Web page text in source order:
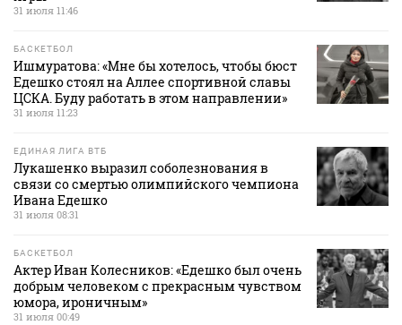
31 июля 11:46
БАСКЕТБОЛ
Ишмуратова: «Мне бы хотелось, чтобы бюст
Едешко стоял на Аллее спортивной славы
ЦСКА. Буду работать в этом направлении»
31 июля 11:23
ЕДИНАЯ ЛИГА ВТБ
Лукашенко выразил соболезнования в
связи со смертью олимпийского чемпиона
Ивана Едешко
31 июля 08:31
БАСКЕТБОЛ
Актер Иван Колесников: «Едешко был очень
добрым человеком с прекрасным чувством
юмора, ироничным»
31 июля 00:49